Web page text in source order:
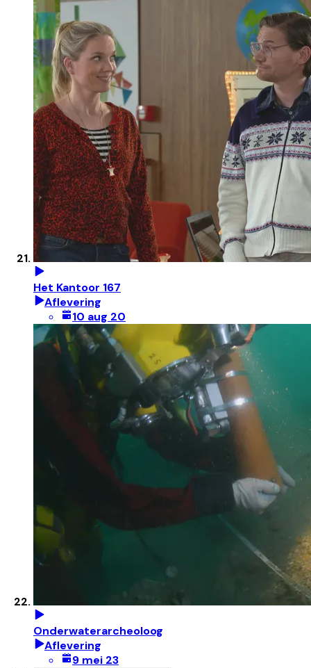
Het Kantoor 167
Aflevering
10 aug 20
Onderwaterarcheoloog
Aflevering
9 mei 23